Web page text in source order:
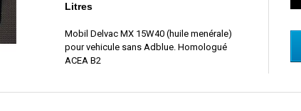
Litres
Mobil Delvac MX 15W40 (huile menérale)
pour vehicule sans Adblue. Homologué
ACEA B2